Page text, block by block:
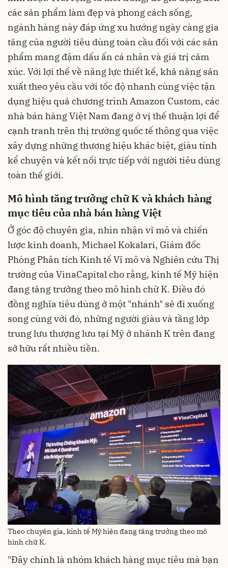
các sản phẩm làm đẹp và phong cách sống,
ngành hàng này đáp ứng xu hướng ngày càng gia
tăng của người tiêu dùng toàn cầu đối với các sản
phẩm mang đậm dấu ấn cá nhân và giá trị cảm
xúc. Với lợi thế về năng lực thiết kế, khả năng sản
xuất theo yêu cầu với tốc độ nhanh cùng việc tận
dụng hiệu quả chương trình Amazon Custom, các
nhà bán hàng Việt Nam đang ở vị thế thuận lợi để
cạnh tranh trên thị trường quốc tế thông qua việc
xây dựng những thương hiệu khác biệt, giàu tính
kể chuyện và kết nối trực tiếp với người tiêu dùng
toàn thế giới.
Mô hình tăng trưởng chữ K và khách hàng
mục tiêu của nhà bán hàng Việt
Ở góc độ chuyên gia, nhìn nhận vĩ mô và chiến
lược kinh doanh, Michael Kokalari, Giám đốc
Phòng Phân tích Kinh tế Vĩ mô và Nghiên cứu Thị
trường của VinaCapital cho rằng, kinh tế Mỹ hiện
đang tăng trưởng theo mô hình chữ K. Điều đó
đồng nghĩa tiêu dùng ở một "nhánh" sẽ đi xuống
song cùng với đó, những người giàu và tầng lớp
trung lưu thượng lưu tại Mỹ ở nhánh K trên đang
sở hữu rất nhiều tiền.
Theo chuyên gia, kinh tế Mỹ hiện đang tăng trưởng theo mô
hình chữ K.
"Đây chính là nhóm khách hàng mục tiêu mà bạn